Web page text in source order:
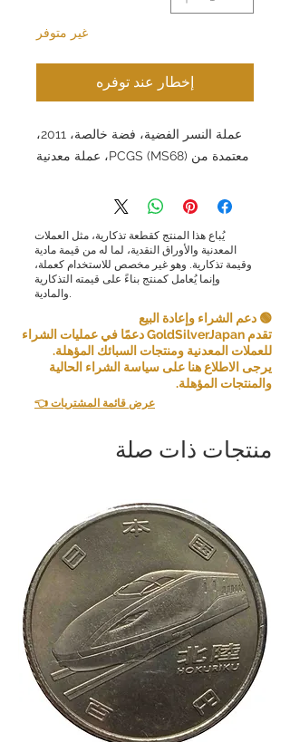
غير متوفر
إخطار عند توفره
عملة النسر الفضية، فضة خالصة، 2011،
معتمدة من PCGS (MS68)، عملة معدنية
يُباع هذا المنتج كقطعة تذكارية، مثل العملات
المعدنية والأوراق النقدية، لما له من قيمة مادية
وقيمة تذكارية. وهو غير مخصص للاستخدام كعملة،
وإنما يُعامل كمنتج بناءً على قيمته التذكارية
🟢 دعم الشراء وإعادة البيع
تقدم GoldSilverJapan دعمًا في عمليات الشراء
للعملات المعدنية ومنتجات السبائك المؤهلة.
يرجى الاطلاع هنا على سياسة الشراء الحالية
والمنتجات المؤهلة.
👈 عرض قائمة المشتريات
منتجات ذات صلة